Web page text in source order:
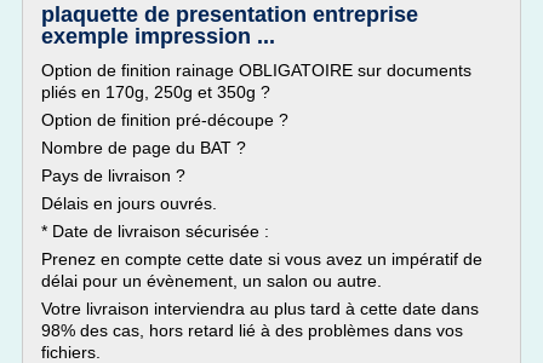
plaquette de presentation entreprise
exemple impression ...
Option de finition rainage OBLIGATOIRE sur documents
pliés en 170g, 250g et 350g ?
Option de finition pré-découpe ?
Nombre de page du BAT ?
Pays de livraison ?
Délais en jours ouvrés.
* Date de livraison sécurisée :
Prenez en compte cette date si vous avez un impératif de
délai pour un évènement, un salon ou autre.
Votre livraison interviendra au plus tard à cette date dans
98% des cas, hors retard lié à des problèmes dans vos
fichiers.